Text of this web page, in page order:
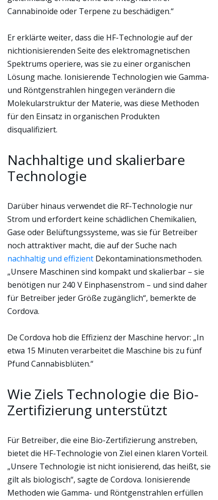
Cannabinoide oder Terpene zu beschädigen.“
Er erklärte weiter, dass die HF-Technologie auf der
nichtionisierenden Seite des elektromagnetischen
Spektrums operiere, was sie zu einer organischen
Lösung mache. Ionisierende Technologien wie Gamma-
und Röntgenstrahlen hingegen verändern die
Molekularstruktur der Materie, was diese Methoden
für den Einsatz in organischen Produkten
disqualifiziert.
Nachhaltige und skalierbare
Technologie
Darüber hinaus verwendet die RF-Technologie nur
Strom und erfordert keine schädlichen Chemikalien,
Gase oder Belüftungssysteme, was sie für Betreiber
noch attraktiver macht, die auf der Suche nach
nachhaltig und effizient Dekontaminationsmethoden.
„Unsere Maschinen sind kompakt und skalierbar – sie
benötigen nur 240 V Einphasenstrom – und sind daher
für Betreiber jeder Größe zugänglich“, bemerkte de
Cordova.
De Cordova hob die Effizienz der Maschine hervor: „In
etwa 15 Minuten verarbeitet die Maschine bis zu fünf
Pfund Cannabisblüten.“
Wie Ziels Technologie die Bio-
Zertifizierung unterstützt
Für Betreiber, die eine Bio-Zertifizierung anstreben,
bietet die HF-Technologie von Ziel einen klaren Vorteil.
„Unsere Technologie ist nicht ionisierend, das heißt, sie
gilt als biologisch“, sagte de Cordova. Ionisierende
Methoden wie Gamma- und Röntgenstrahlen erfüllen